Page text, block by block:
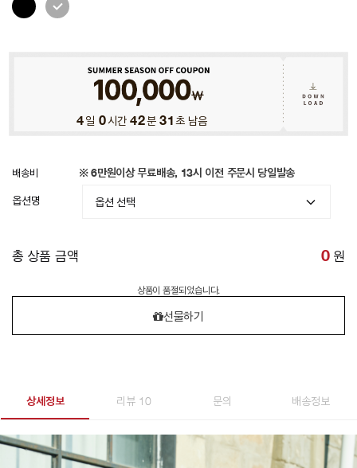
4일 0시간 42분 28초 남음
배송비 ※ 6만원이상 무료배송, 13시 이전 주문시 당일발송
옵션명
총 상품 금액 0 원
상품이 품절되었습니다.
선물하기
상세정보 리뷰 10 문의 배송정보